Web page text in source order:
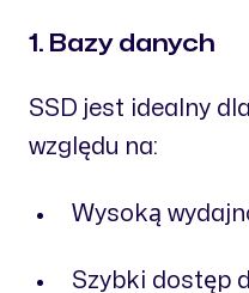
1. Bazy danych
SSD jest idealny
względu na:
Wysoką
Szybki dostęp